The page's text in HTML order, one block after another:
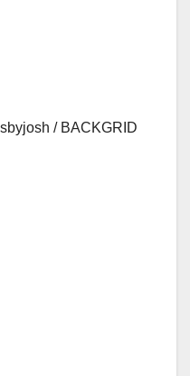
/ BACKGRID